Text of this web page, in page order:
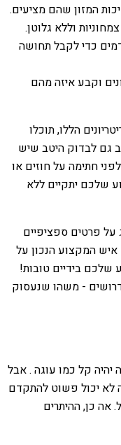
המזון שהם מציעים.
וללא גלוטן.
כדי לקבל תחושה
וקבע איזה מהם
הללו, תוכלו
גם לבדוק היטב שיש
חתימה על חוזים או
שלכם יתקיים ללא
על פרטים ספציפיים
המקצוע הנכון על
שלכם בידיים טובות!
- משהו שנעסוק
יהיה קל כמו עוגה . אבל
לא יכול פשוט להתקדם
אה כן, ההיתרים